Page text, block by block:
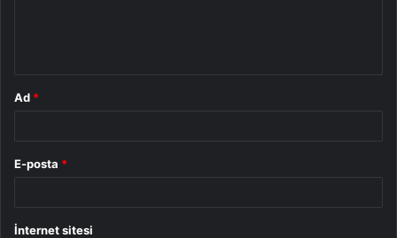
Ad *
E-posta *
İnternet sitesi